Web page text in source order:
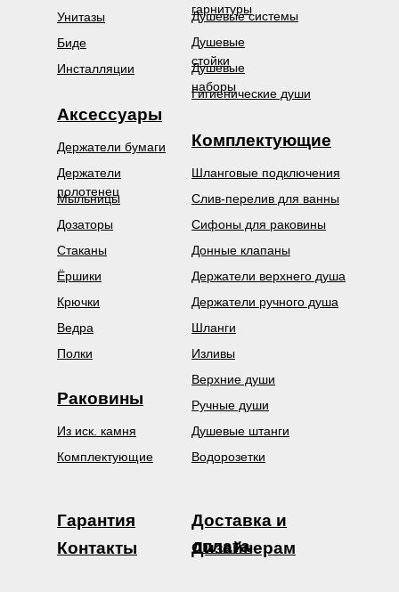
гарнитуры
Душевые системы
Гигиенические души
Аксессуары
Держатели бумаги
Держатели
полотенец
Мыльницы
Раковины
Из иск. камня
Комплектующие
Комплектующие
Шланговые подключения
Слив-перелив для ванны
Сифоны для раковины
Донные клапаны
Дизайнерам
Доставка и
оплата
Гарантия
Контакты
Душевые
стойки
Душевые
наборы
Дозаторы
Держатели верхнего душа
Инсталляции
Биде
Унитазы
Стаканы
Ёршики
Крючки
Ведра
Полки
Держатели ручного душа
Шланги
Изливы
Верхние души
Ручные души
Душевые штанги
Водорозетки